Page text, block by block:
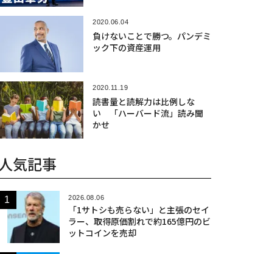
2020.06.04
負けないことで勝つ。パンデミ
ック下の資産運用
2020.11.19
読書量と読解力は比例しな
い 「ハーバード流」読み聞
かせ
人気記事
2026.08.06
「1サトシも売らない」と主張のセイ
ラー、取得原価割れで約165億円のビ
ットコインを売却